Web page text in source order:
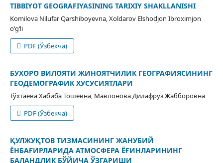
TIBBIYOT GEOGRAFIYASINING TARIXIY SHAKLLANISHI
Komilova Nilufar Qarshiboyevna, Xoldarov Elshodjon Ibroximjon
o‘g‘li
PDF (Ўзбекча)
БУХОРО ВИЛОЯТИ ЖИНОЯТЧИЛИК ГЕОГРАФИЯСИНИНГ
ГЕОДЕМОГРАФИК ХУСУСИЯТЛАРИ
Тўхтаева Хабиба Тошевна, Мавлонова Дилафруз Жабборовна
PDF (Ўзбекча)
ҚУЛЖУҚТОВ ТИЗМАСИНИНГ ЖАНУБИЙ
ЁНБАҒИРЛАРИДА АТМОСФЕРА ЁҒИНЛАРИНИНГ
БАЛАНДЛИК БЎЙИЧА ЎЗГАРИШИ